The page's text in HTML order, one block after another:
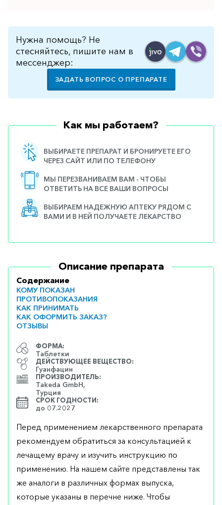
Нужна помощь? Не
стесняйтесь, пишите нам в
мессенджер:
ЗАДАТЬ ВОПРОС О ПРЕПАРАТЕ
Как мы работаем?
ВЫБИРАЕТЕ ПРЕПАРАТ И БРОНИРУЕТЕ ЕГО
ЧЕРЕЗ САЙТ ИЛИ ПО ТЕЛЕФОНУ
МЫ ПЕРЕЗВАНИВАЕМ ВАМ - ЧТОБЫ
ОТВЕТИТЬ НА ВСЕ ВАШИ ВОПРОСЫ
ВЫБИРАЕМ НАДЕЖНУЮ АПТЕКУ РЯДОМ С
ВАМИ И В НЕЙ ПОЛУЧАЕТЕ ЛЕКАРСТВО
Описание препарата
Содержание
КОМУ ПОКАЗАН
ПРОТИВОПОКАЗАНИЯ
КАК ПРИНИМАТЬ
КАК ОФОРМИТЬ ЗАКАЗ?
ОТЗЫВЫ
ФОРМА:
Таблетки
ДЕЙСТВУЮЩЕЕ ВЕЩЕСТВО:
Гуанфацин
ПРОИЗВОДИТЕЛЬ:
Takeda GmbH,
Турция
СРОК ГОДНОСТИ:
до 07.2027
Перед применением лекарственного препарата
рекомендуем обратиться за консультацией к
лечащему врачу и изучить инструкцию по
применению. На нашем сайте представлены так
же аналоги в различных формах выпуска,
которые указаны в перечне ниже. Чтобы